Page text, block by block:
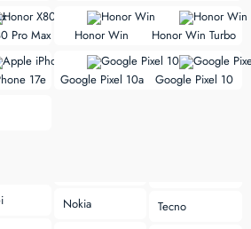
Pro Max
Honor Win
vs
Honor Win Turbo
17e
Google Pixel 10a
vs
Google Pixel 10
Nokia
Tecno